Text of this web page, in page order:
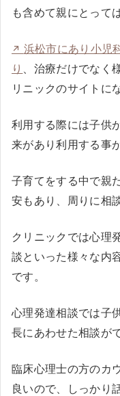
も含めて親にとって
浜松市にあり小児
り 、治療だけでなく
リニックのサイトに
利用する際には子供
来があり利用する事
子育てをする中で親
安もあり、周りに相
クリニックでは心理
談といった様々な内
です。
心理発達相談では子
長にあわせた相談が
臨床心理士の方のカ
良いので、しっかり